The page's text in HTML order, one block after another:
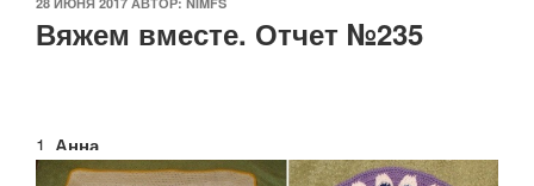
Вяжем вместе. Отчет №235
1. Анна